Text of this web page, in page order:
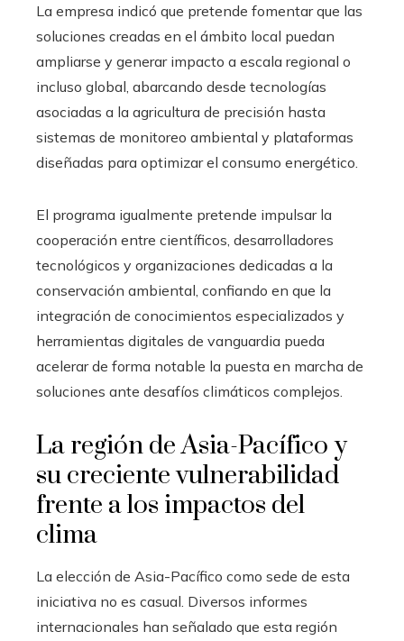
La empresa indicó que pretende fomentar que las
soluciones creadas en el ámbito local puedan
ampliarse y generar impacto a escala regional o
incluso global, abarcando desde tecnologías
asociadas a la agricultura de precisión hasta
sistemas de monitoreo ambiental y plataformas
diseñadas para optimizar el consumo energético.
El programa igualmente pretende impulsar la
cooperación entre científicos, desarrolladores
tecnológicos y organizaciones dedicadas a la
conservación ambiental, confiando en que la
integración de conocimientos especializados y
herramientas digitales de vanguardia pueda
acelerar de forma notable la puesta en marcha de
soluciones ante desafíos climáticos complejos.
La región de Asia-Pacífico y
su creciente vulnerabilidad
frente a los impactos del
clima
La elección de Asia-Pacífico como sede de esta
iniciativa no es casual. Diversos informes
internacionales han señalado que esta región